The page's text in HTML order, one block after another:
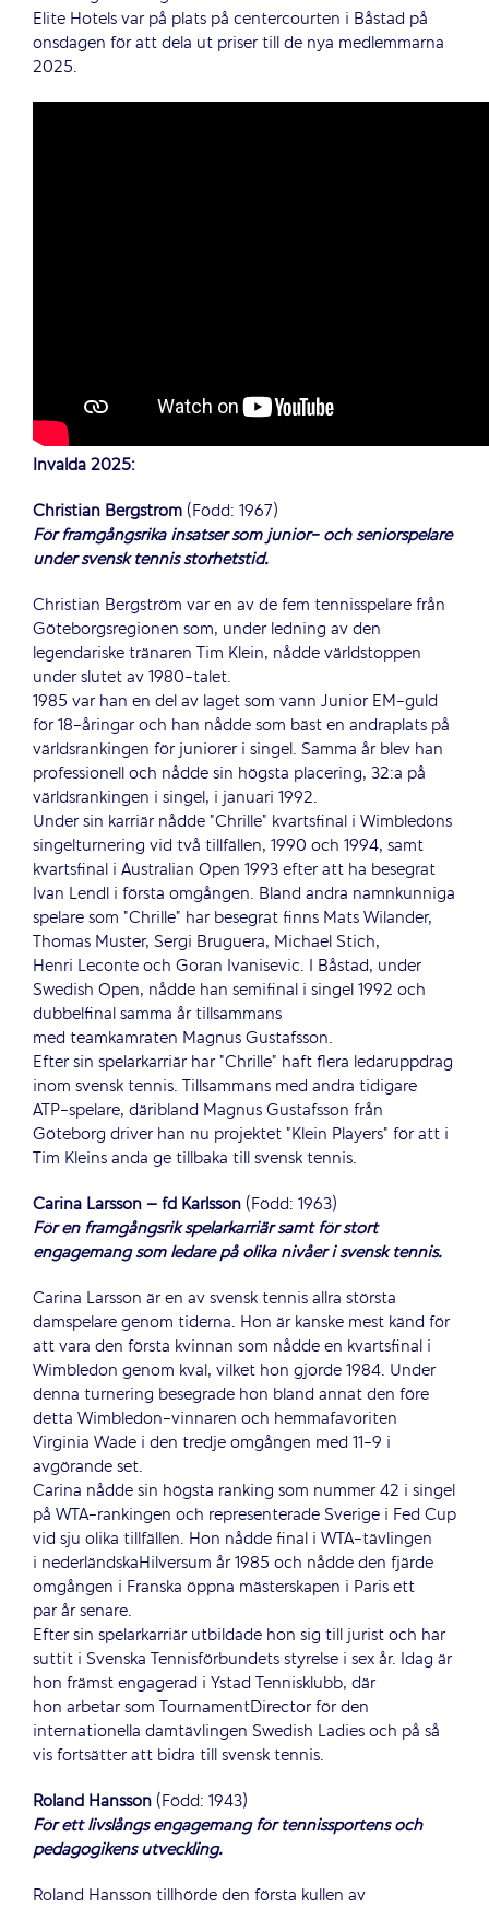
Elite Hotels var på plats på centercourten i Båstad på
onsdagen för att dela ut priser till de nya medlemmarna
2025.
Invalda 2025:
Christian Bergström (Född: 1967)
För framgångsrika insatser som junior- och seniorspelare
under svensk tennis storhetstid.
Christian Bergström var en av de fem tennisspelare från
Göteborgsregionen som, under ledning av den
legendariske tränaren Tim Klein, nådde världstoppen
under slutet av 1980-talet.
1985 var han en del av laget som vann Junior EM-guld
för 18-åringar och han nådde som bäst en andraplats på
världsrankingen för juniorer i singel. Samma år blev han
professionell och nådde sin högsta placering, 32:a på
världsrankingen i singel, i januari 1992.
Under sin karriär nådde ”Chrille” kvartsfinal i Wimbledons
singelturnering vid två tillfällen, 1990 och 1994, samt
kvartsfinal i Australian Open 1993 efter att ha besegrat
Ivan Lendl i första omgången. Bland andra namnkunniga
spelare som ”Chrille” har besegrat finns Mats Wilander,
Thomas Muster, Sergi Bruguera, Michael Stich,
Henri Leconte och Goran Ivanisevic. I Båstad, under
Swedish Open, nådde han semifinal i singel 1992 och
dubbelfinal samma år tillsammans
med teamkamraten Magnus Gustafsson.
Efter sin spelarkarriär har ”Chrille” haft flera ledaruppdrag
inom svensk tennis. Tillsammans med andra tidigare
ATP-spelare, däribland Magnus Gustafsson från
Göteborg driver han nu projektet ”Klein Players” för att i
Tim Kleins anda ge tillbaka till svensk tennis.
Carina Larsson – fd Karlsson (Född: 1963)
För en framgångsrik spelarkarriär samt för stort
engagemang som ledare på olika nivåer i svensk tennis.
Carina Larsson är en av svensk tennis allra största
damspelare genom tiderna. Hon är kanske mest känd för
att vara den första kvinnan som nådde en kvartsfinal i
Wimbledon genom kval, vilket hon gjorde 1984. Under
denna turnering besegrade hon bland annat den före
detta Wimbledon-vinnaren och hemmafavoriten
Virginia Wade i den tredje omgången med 11-9 i
avgörande set.
Carina nådde sin högsta ranking som nummer 42 i singel
på WTA-rankingen och representerade Sverige i Fed Cup
vid sju olika tillfällen. Hon nådde final i WTA-tävlingen
i nederländskaHilversum år 1985 och nådde den fjärde
omgången i Franska öppna mästerskapen i Paris ett
par år senare.
Efter sin spelarkarriär utbildade hon sig till jurist och har
suttit i Svenska Tennisförbundets styrelse i sex år. Idag är
hon främst engagerad i Ystad Tennisklubb, där
hon arbetar som TournamentDirector för den
internationella damtävlingen Swedish Ladies och på så
vis fortsätter att bidra till svensk tennis.
Roland Hansson (Född: 1943)
För ett livslångs engagemang för tennissportens och
pedagogikens utveckling.
Roland Hansson tillhörde den första kullen av